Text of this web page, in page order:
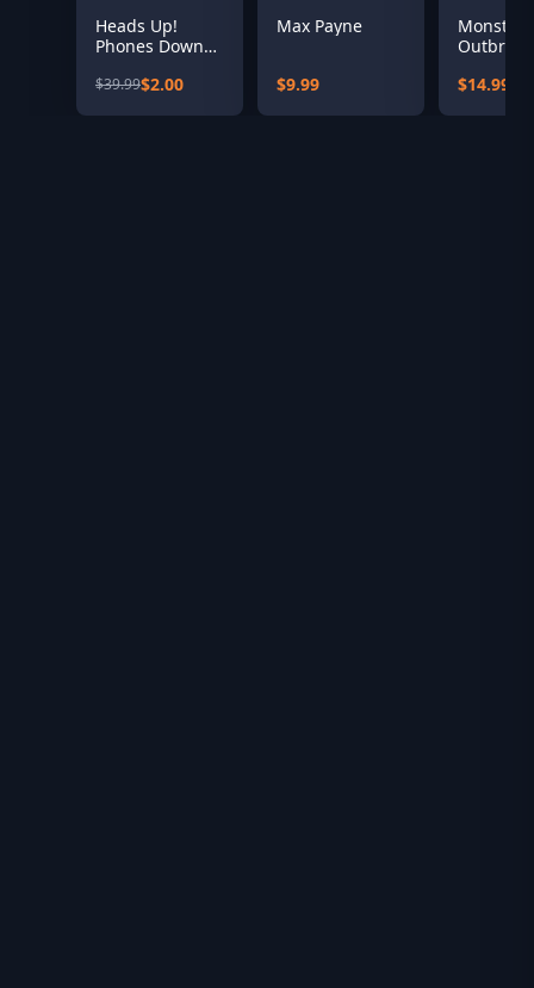
Heads Up!
Phones Down
$39.99$2.00
Max Payne
$9.99
Monster
Outbreak
$14.99